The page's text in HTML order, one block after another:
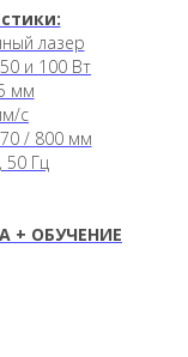
лазер
и 100 Вт
мм
c
/ 800 мм
50 Гц
+ ОБУЧЕНИЕ